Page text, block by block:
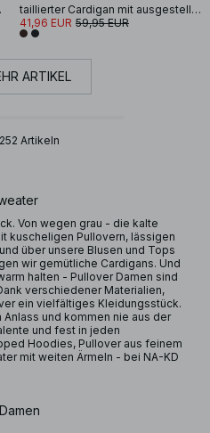
taillierter Cardigan mit ausgestellten Ärmeln
41,96 EUR 59,95 EUR
ARTIKEL
Artikeln
Von wegen grau - die kalte
kuscheligen Pullovern, lässigen
über unsere Blusen und Tops
wir gemütliche Cardigans. Und
halten - Pullover Damen sind
verschiedener Materialien,
ein vielfältiges Kleidungsstück.
und kommen nie aus der
und fest in jeden
Hoodies, Pullover aus feinem
mit weiten Ärmeln - bei NA-KD